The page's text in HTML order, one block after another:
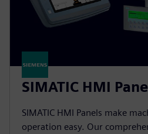
SIMATIC HMI
SIMATIC HMI Panels make
operation easy. Our